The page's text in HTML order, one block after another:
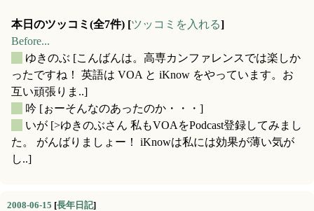
本日のツッコミ(全7件) [ツッコミを入れる]
Before...
ゆきのぶ [こんばんは。高専カンファレンスでは楽しか
ったですね！ 英語は VOA と iKnow をやっています。お
互い頑張りま..]
吟 [ぉーそんなのあったのか・・・]
いが [>ゆきのぶさん 私もVOAをPodcast登録してみまし
た。 がんばりましょー！ iKnowは私には効果が薄い気が
し..]
2008-06-15 [長年日記]